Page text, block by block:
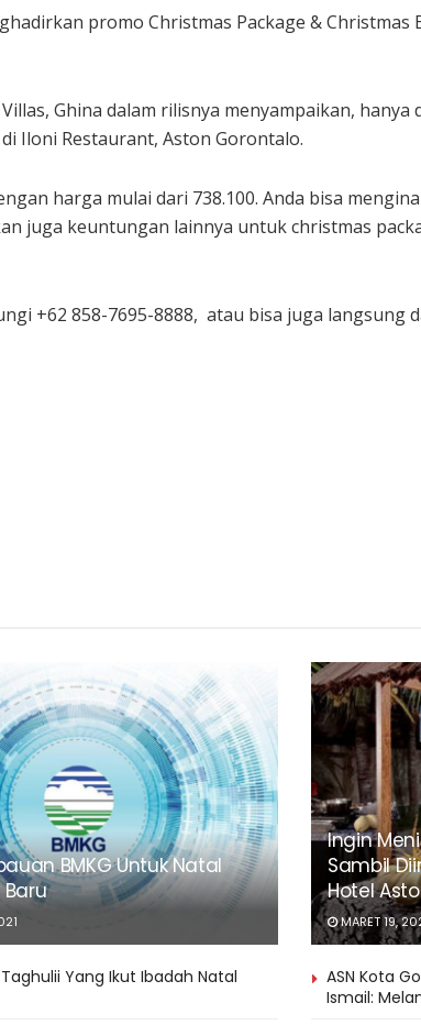
promo Christmas Package & Christmas
Ghina dalam rilisnya menyampaikan, hanya
Iloni Restaurant, Aston Gorontalo.
harga mulai dari 738.100. Anda bisa
juga keuntungan lainnya untuk christmas
+62 858-7695-8888, atau bisa juga langsung
BMKG Untuk Natal
Ingin
Sambil
Hotel
MARET 19,
Yang Ikut Ibadah Natal
ASN Kota
Ismail: